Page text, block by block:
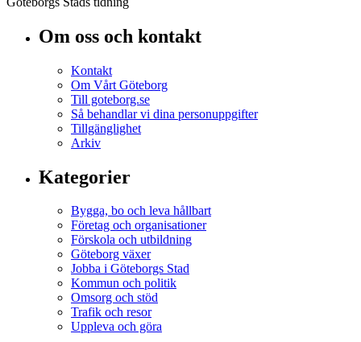
Om oss och kontakt
Kontakt
Om Vårt Göteborg
Till goteborg.se
Så behandlar vi dina personuppgifter
Tillgänglighet
Arkiv
Kategorier
Bygga, bo och leva hållbart
Företag och organisationer
Förskola och utbildning
Göteborg växer
Jobba i Göteborgs Stad
Kommun och politik
Omsorg och stöd
Trafik och resor
Uppleva och göra